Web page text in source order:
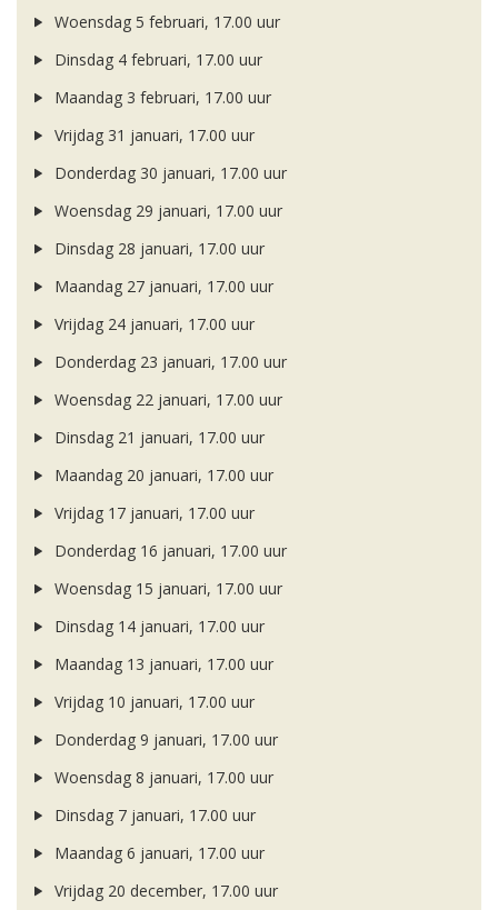
Woensdag 5 februari, 17.00 uur
Dinsdag 4 februari, 17.00 uur
Maandag 3 februari, 17.00 uur
Vrijdag 31 januari, 17.00 uur
Donderdag 30 januari, 17.00 uur
Woensdag 29 januari, 17.00 uur
Dinsdag 28 januari, 17.00 uur
Maandag 27 januari, 17.00 uur
Vrijdag 24 januari, 17.00 uur
Donderdag 23 januari, 17.00 uur
Woensdag 22 januari, 17.00 uur
Dinsdag 21 januari, 17.00 uur
Maandag 20 januari, 17.00 uur
Vrijdag 17 januari, 17.00 uur
Donderdag 16 januari, 17.00 uur
Woensdag 15 januari, 17.00 uur
Dinsdag 14 januari, 17.00 uur
Maandag 13 januari, 17.00 uur
Vrijdag 10 januari, 17.00 uur
Donderdag 9 januari, 17.00 uur
Woensdag 8 januari, 17.00 uur
Dinsdag 7 januari, 17.00 uur
Maandag 6 januari, 17.00 uur
Vrijdag 20 december, 17.00 uur